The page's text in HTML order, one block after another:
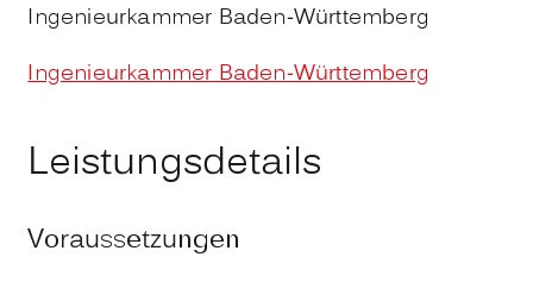
Ingenieurkammer Baden-Württemberg
Ingenieurkammer Baden-Württemberg
Leistungsdetails
Voraussetzungen